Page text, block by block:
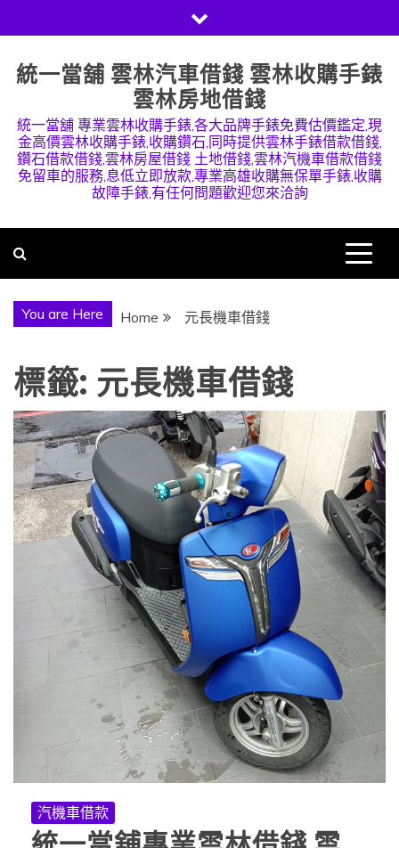
to
content
統一當舖 雲林汽車借錢 雲林收購手錶
雲林房地借錢
統一當舖 專業雲林收購手錶,各大品牌手錶免費估價鑑定,現
金高價雲林收購手錶,收購鑽石,同時提供雲林手錶借款借錢,
鑽石借款借錢,雲林房屋借錢 土地借錢,雲林汽機車借款借錢
免留車的服務,息低立即放款,專業高雄收購無保單手錶,收購
故障手錶,有任何問題歡迎您來洽詢
You are Here Home 元長機車借錢
標籤: 元長機車借錢
汽機車借款